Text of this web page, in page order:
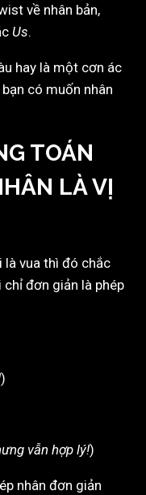
về nhân bản,
Us.
hay là một cơn ác
có muốn nhân
TOÁN
LÀ VỊ
là vua thì đó chắc
chỉ đơn giản là phép
)
vẫn hợp lý!)
nhân đơn giản